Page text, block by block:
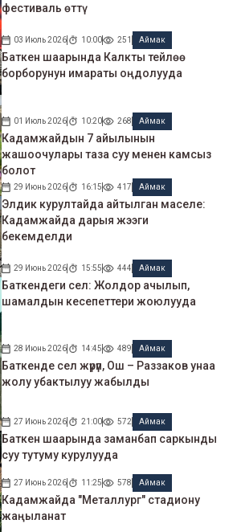
фестиваль өттү
03 Июль 2026 10:00 251 Аймак
Баткен шаарында Калкты тейлөө
борборунун имараты оңдолууда
01 Июль 2026 10:20 268 Аймак
Кадамжайдын 7 айылынын
жашоочулары таза суу менен камсыз
болот
29 Июнь 2026 16:15 417 Аймак
Элдик курултайда айтылган маселе:
Кадамжайда дарыя жээги
бекемделди
29 Июнь 2026 15:55 444 Аймак
Баткендеги сел: Жолдор ачылып,
шамалдын кесепеттери жоюлууда
28 Июнь 2026 14:45 489 Аймак
Баткенде сел жүрүп, Ош – Раззаков унаа
жолу убактылуу жабылды
27 Июнь 2026 21:00 572 Аймак
Баткен шаарында заманбап саркынды
суу тутуму курулууда
27 Июнь 2026 11:25 578 Аймак
Кадамжайда "Металлург" стадиону
жаңыланат